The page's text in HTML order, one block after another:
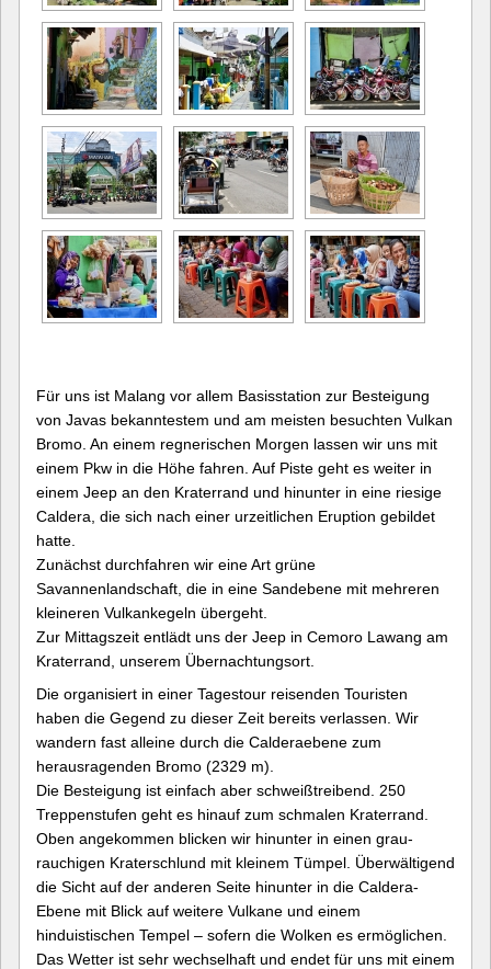
Für uns ist Malang vor allem Basisstation zur Besteigung
von Javas bekanntestem und am meisten besuchten Vulkan
Bromo. An einem regnerischen Morgen lassen wir uns mit
einem Pkw in die Höhe fahren. Auf Piste geht es weiter in
einem Jeep an den Kraterrand und hinunter in eine riesige
Caldera, die sich nach einer urzeitlichen Eruption gebildet
hatte.
Zunächst durchfahren wir eine Art grüne
Savannenlandschaft, die in eine Sandebene mit mehreren
kleineren Vulkankegeln übergeht.
Zur Mittagszeit entlädt uns der Jeep in Cemoro Lawang am
Kraterrand, unserem Übernachtungsort.
Die organisiert in einer Tagestour reisenden Touristen
haben die Gegend zu dieser Zeit bereits verlassen. Wir
wandern fast alleine durch die Calderaebene zum
herausragenden Bromo (2329 m).
Die Besteigung ist einfach aber schweißtreibend. 250
Treppenstufen geht es hinauf zum schmalen Kraterrand.
Oben angekommen blicken wir hinunter in einen grau-
rauchigen Kraterschlund mit kleinem Tümpel. Überwältigend
die Sicht auf der anderen Seite hinunter in die Caldera-
Ebene mit Blick auf weitere Vulkane und einem
hinduistischen Tempel – sofern die Wolken es ermöglichen.
Das Wetter ist sehr wechselhaft und endet für uns mit einem